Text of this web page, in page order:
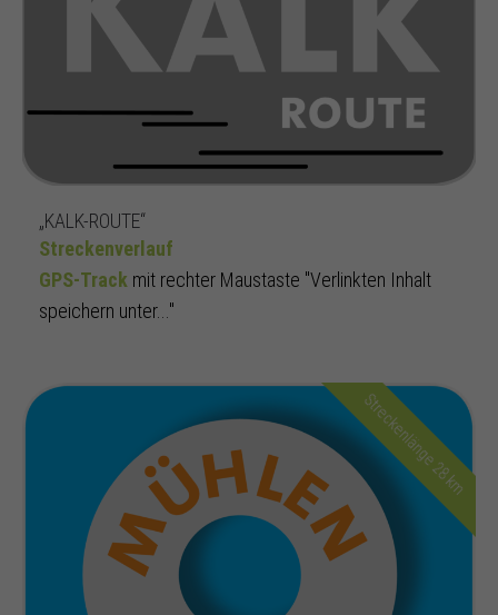
„KALK-ROUTE“
Streckenverlauf
GPS-Track mit rechter Maustaste "Verlinkten Inhalt
speichern unter..."
Streckenlänge 28 km